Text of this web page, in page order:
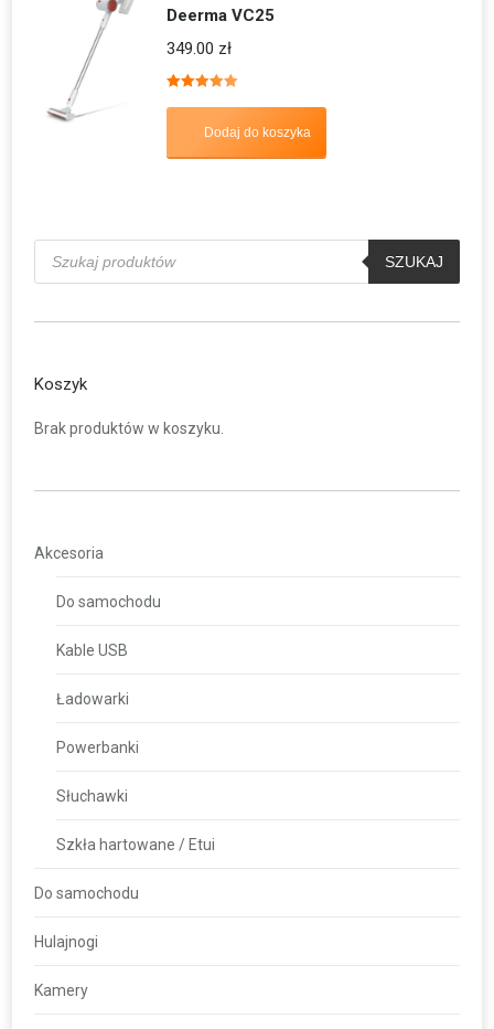
Deerma VC25
349.00 zł
5.00
Dodaj do koszyka
Wyszukiwarka
produktów
SZUKAJ
Koszyk
Brak produktów w koszyku.
Akcesoria
Do samochodu
Kable USB
Ładowarki
Powerbanki
Słuchawki
Szkła hartowane / Etui
Do samochodu
Hulajnogi
Kamery